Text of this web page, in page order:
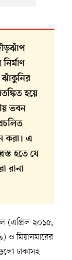
ঝাঁকুনির
হয়ে
ভবন
করা। এ
হতে যে
রানা
(এপ্রিল ২০১৫,
ও মিয়ানমারের
ঢাকাসহ